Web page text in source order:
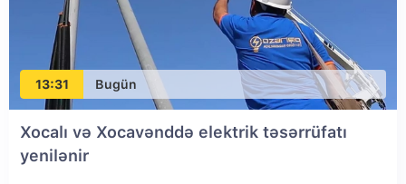
13:31 Bugün
Xocalı və Xocavənddə elektrik təsərrüfatı
yenilənir